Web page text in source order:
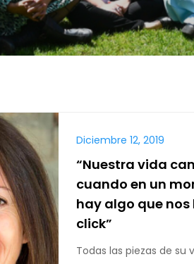
Diciembre 12, 2019
“Nuestra vida
cuando en un
hay algo que nos
click”
Todas las piezas de su